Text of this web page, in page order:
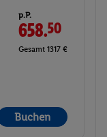
p.P.
658.50
Gesamt 1317 €
Buchen